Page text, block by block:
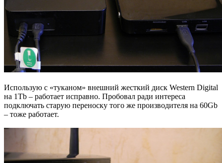
Использую с «туканом» внешний жесткий диск Western Digital
на 1Tb – работает исправно. Пробовал ради интереса
подключать старую переноску того же производителя на 60Gb
– тоже работает.